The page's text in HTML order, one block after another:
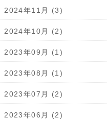
2024年11月 (3)
2024年10月 (2)
2023年09月 (1)
2023年08月 (1)
2023年07月 (2)
2023年06月 (2)